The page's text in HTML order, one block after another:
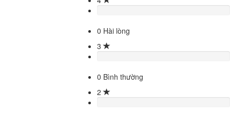
0 Hài lòng
3
0 Bình thường
2